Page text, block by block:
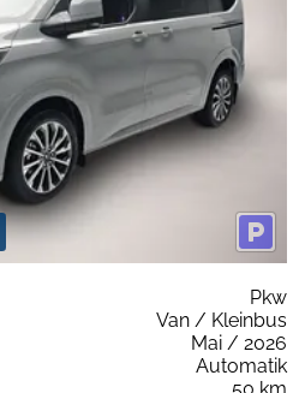
Pkw
Van / Kleinbus
Mai / 2026
Automatik
50 km